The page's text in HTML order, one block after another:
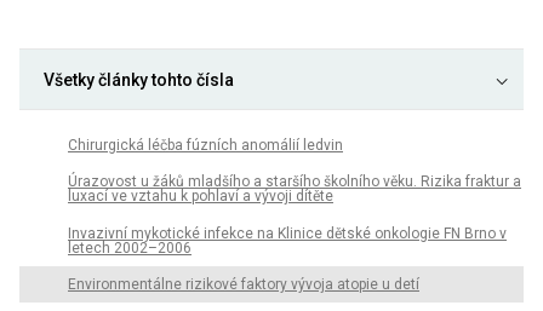
Všetky články tohto čísla
Chirurgická léčba fúzních anomálií ledvin
Úrazovost u žáků mladšího a staršího školního věku. Rizika fraktur a
luxací ve vztahu k pohlaví a vývoji dítěte
Invazivní mykotické infekce na Klinice dětské onkologie FN Brno v
letech 2002–2006
Environmentálne rizikové faktory vývoja atopie u detí